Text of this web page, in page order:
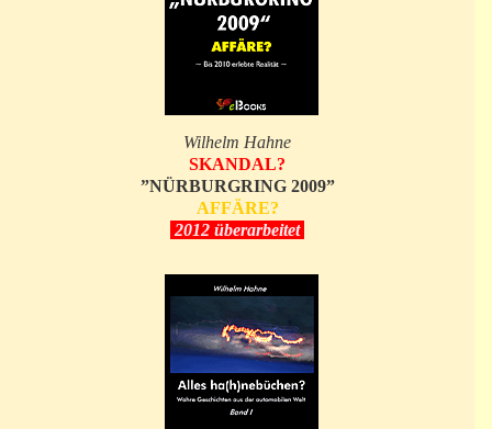
Wilhelm Hahne
SKANDAL?
”NÜRBURGRING 2009”
AFFÄRE?
2012 überarbeitet